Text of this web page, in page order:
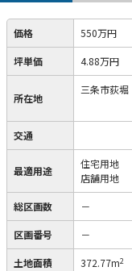
価格 550万円
坪単価 4.88万円
所在地
三条市荻堀
交通
最適用途
住宅用地
店舗用地
総区画数 －
区画番号 －
土地面積 372.77m2